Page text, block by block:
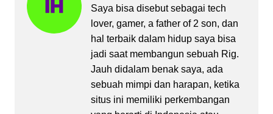
Saya bisa disebut sebagai tech
lover, gamer, a father of 2 son, dan
hal terbaik dalam hidup saya bisa
jadi saat membangun sebuah Rig.
Jauh didalam benak saya, ada
sebuah mimpi dan harapan, ketika
situs ini memiliki perkembangan